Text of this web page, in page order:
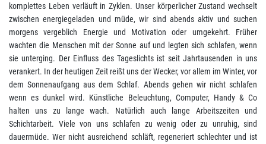
komplettes Leben verläuft in Zyklen. Unser körperlicher Zustand wechselt
zwischen energiegeladen und müde, wir sind abends aktiv und suchen
morgens vergeblich Energie und Motivation oder umgekehrt. Früher
wachten die Menschen mit der Sonne auf und legten sich schlafen, wenn
sie unterging. Der Einfluss des Tageslichts ist seit Jahrtausenden in uns
verankert. In der heutigen Zeit reißt uns der Wecker, vor allem im Winter, vor
dem Sonnenaufgang aus dem Schlaf. Abends gehen wir nicht schlafen
wenn es dunkel wird. Künstliche Beleuchtung, Computer, Handy & Co
halten uns zu lange wach. Natürlich auch lange Arbeitszeiten und
Schichtarbeit. Viele von uns schlafen zu wenig oder zu unruhig, sind
dauermüde. Wer nicht ausreichend schläft, regeneriert schlechter und ist